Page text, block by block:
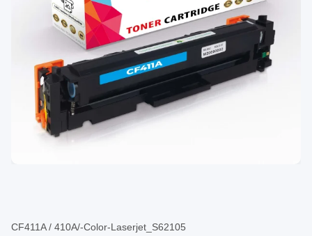
CF411A / 410A/-Color-Laserjet_S62105